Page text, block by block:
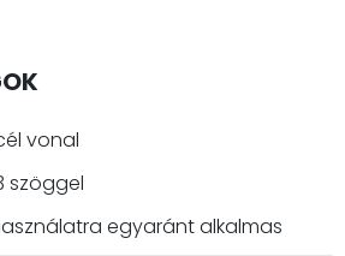
vonal
szöggel
egyaránt alkalmas